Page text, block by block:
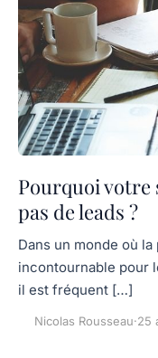
Pourquoi
pas de leads ?
Dans un monde où
incontournable pour
il est fréquent […]
Nicolas Rousseau·25